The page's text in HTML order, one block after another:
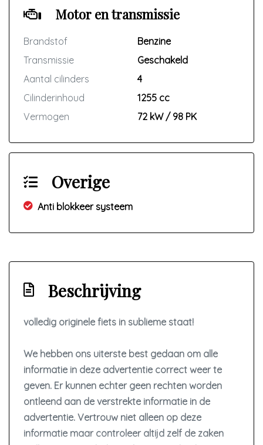
Motor en transmissie
Brandstof
Benzine
Transmissie
Geschakeld
Aantal cilinders
4
Cilinderinhoud
1255 cc
Vermogen
72 kW / 98 PK
Overige
Anti blokkeer systeem
Beschrijving
volledig originele fiets in sublieme staat!
We hebben ons uiterste best gedaan om alle
informatie in deze advertentie correct weer te
geven. Er kunnen echter geen rechten worden
ontleend aan de verstrekte informatie in de
advertentie. Vertrouw niet alleen op deze
informatie maar controleer altijd zelf de zaken